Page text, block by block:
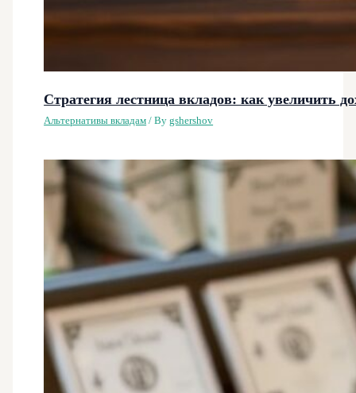
Стратегия лестница вкладов: как увеличить
Альтернативы вкладам / Bygshershov